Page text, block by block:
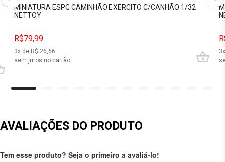
MINIATURA ESPC CAMINHÃO EXÉRCITO C/CANHÃO 1/32
NETTOY
R$79,99
3x de R$ 26,66
sem juros no cartão
3
AVALIAÇÕES DO PRODUTO
Tem esse produto? Seja o primeiro a avaliá-lo!